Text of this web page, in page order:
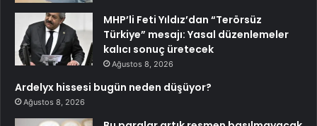
MHP’li Feti Yıldız’dan “Terörsüz
Türkiye” mesajı: Yasal düzenlemeler
kalıcı sonuç üretecek
Ağustos 8, 2026
Ardelyx hissesi bugün neden düşüyor?
Ağustos 8, 2026